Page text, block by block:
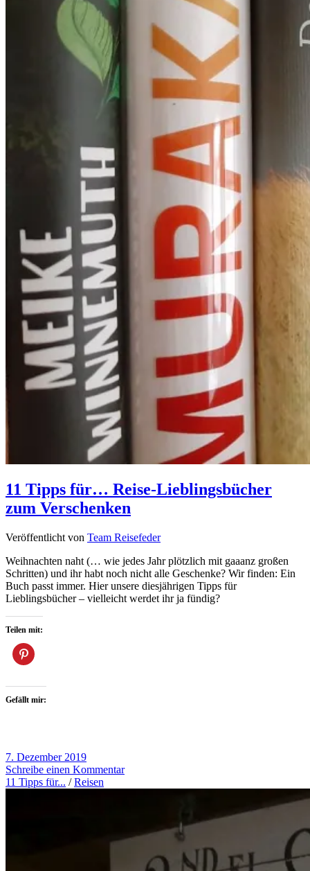
11 Tipps für… Reise-Lieblingsbücher
zum Verschenken
Veröffentlicht von Team Reisefeder
Weihnachten naht (… wie jedes Jahr plötzlich mit gaaanz großen
Schritten) und ihr habt noch nicht alle Geschenke? Wir finden: Ein
Buch passt immer. Hier unsere diesjährigen Tipps für
Lieblingsbücher – vielleicht werdet ihr ja fündig?
Teilen mit:
Gefällt mir:
7. Dezember 2019
Schreibe einen Kommentar
11 Tipps für... /Reisen